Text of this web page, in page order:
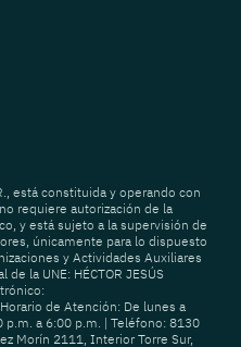
está constituida y operando con
requiere autorización de la
y está sujeto a la supervisión de
únicamente para lo dispuesto
y Actividades Auxiliares
la UNE: HÉCTOR JESÚS
de Atención: De lunes a
p.m. a 6:00 p.m. | Teléfono: 8130
Morín 2111, Interior Torre Sur,